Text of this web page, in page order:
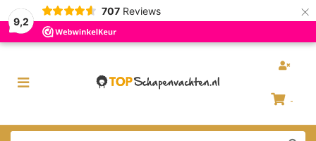
9,2
707 Reviews ×
Razendsnelle levering 100% Natuurlijke schapenvachten
Toggle
-